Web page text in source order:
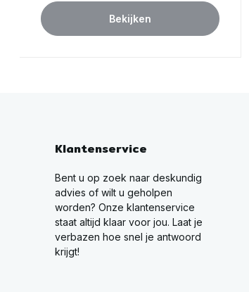
Bekijken
Klantenservice
Bent u op zoek naar deskundig
advies of wilt u geholpen
worden? Onze klantenservice
staat altijd klaar voor jou. Laat je
verbazen hoe snel je antwoord
krijgt!